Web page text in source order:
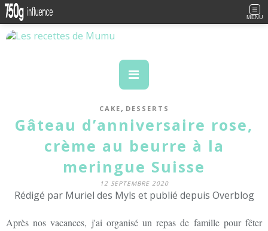
MENU
CAKE , DESSERTS
Gâteau d’anniversaire rose,
crème au beurre à la
meringue Suisse
12 SEPTEMBRE 2020
Rédigé par Muriel des Myls et publié depuis Overblog
Après nos vacances, j'ai organisé un repas de famille pour fêter